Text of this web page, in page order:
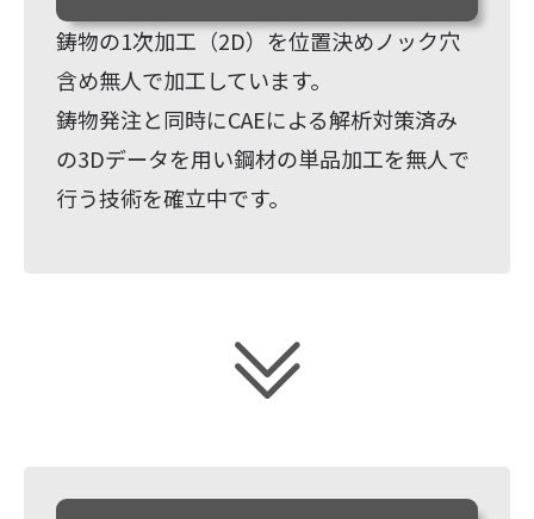
鋳物の1次加工（2D）を位置決めノック穴
含め無人で加工しています。
鋳物発注と同時にCAEによる解析対策済み
の3Dデータを用い鋼材の単品加工を無人で
行う技術を確立中です。